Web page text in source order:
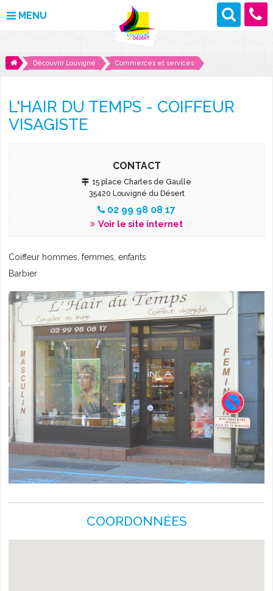
MENU
MAIRIE
DÉCOUVRIR LOUVIGNÉ
DES PROJETS POUR DEMAIN
ACTUALITÉS
L'AGENDA
Découvrir Louvigné Commerces et services
L'HAIR DU TEMPS - COIFFEUR
VISAGISTE
CONTACT
15 place Charles de Gaulle
35420 Louvigné du Désert
02 99 98 08 17
Voir le site internet
Coiffeur hommes, femmes, enfants
Barbier
COORDONNÉES